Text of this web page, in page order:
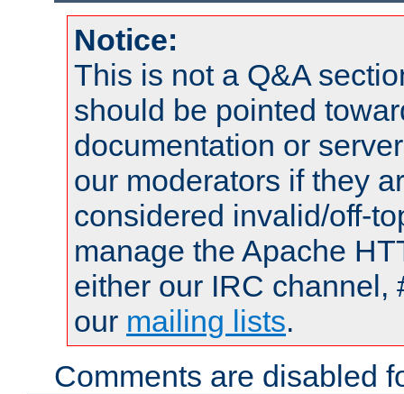
Notice:
This is not a Q&A
should be pointed
documentation or
our moderators if they
considered invalid/off-
manage the Apache
either our IRC channel,
our mailing lists.
Comments are disabled